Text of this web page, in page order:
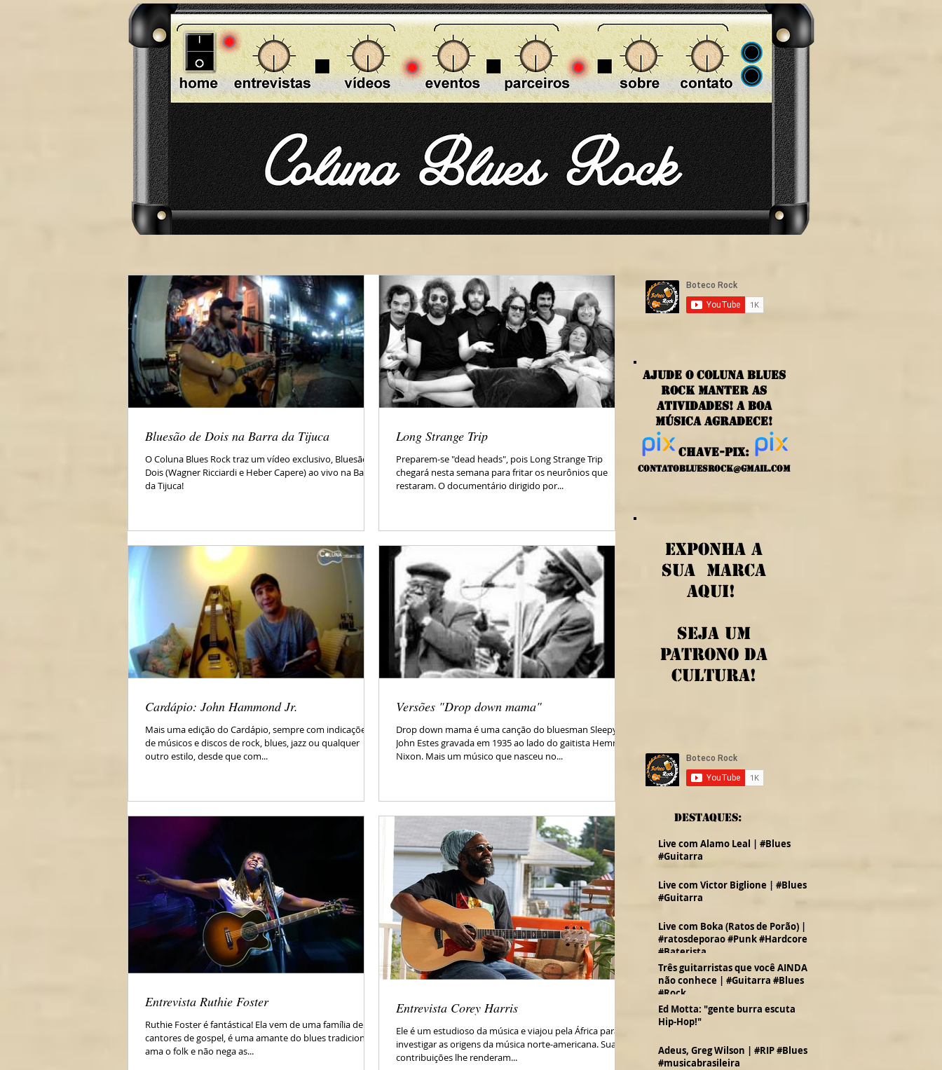
Bluesão de Dois na Barra da Tijuca
O Coluna Blues Rock traz um vídeo exclusivo, Bluesão de
Dois (Wagner Ricciardi e Heber Capere) ao vivo na Barra
da Tijuca!
Long Strange Trip
Preparem-se "dead heads", pois Long Strange Trip
chegará nesta semana para fritar os neurônios que
restaram. O documentário dirigido por...
Cardápio: John Hammond Jr.
Mais uma edição do Cardápio, sempre com indicações
de músicos e discos de rock, blues, jazz ou qualquer
outro estilo, desde que com...
Versões "Drop down mama"
Drop down mama é uma canção do bluesman Sleepy
John Estes gravada em 1935 ao lado do gaitista Hemmie
Nixon. Mais um músico que nasceu no...
Entrevista Ruthie Foster
Ruthie Foster é fantástica! Ela vem de uma família de
cantores de gospel, é uma amante do blues tradicional,
ama o folk e não nega as...
Entrevista Corey Harris
Ele é um estudioso da música e viajou pela África para
investigar as origens da música norte-americana. Suas
contribuições lhe renderam...
ajude o coluna blues
rock manter as
atividades! a boa
música agradece!
chave-PIX:
contatobluesrock@gmail.com
exponha a
sua marca
aqui!
Seja um
patrono da
cultura!
Destaques:
Live com Alamo Leal | #Blues
#Guitarra
Live com Victor Biglione | #Blues
#Guitarra
Live com Boka (Ratos de Porão) |
#ratosdeporao #Punk #Hardcore
#Baterista
Três guitarristas que você AINDA
não conhece | #Guitarra #Blues
#Rock
Ed Motta: "gente burra escuta
Hip-Hop!"
Adeus, Greg Wilson | #RIP #Blues
#musicabrasileira